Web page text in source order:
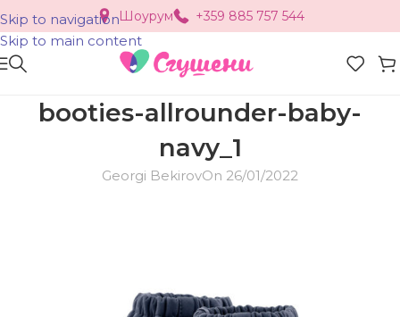
Skip to navigation
Skip to main content
Шоурум +359 885 757 544
booties-allrounder-baby-
navy_1
Georgi BekirovOn 26/01/2022